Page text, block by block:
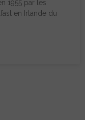
1955 par les
en Irlande du